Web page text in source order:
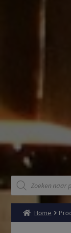
Producten
zoeken
Home